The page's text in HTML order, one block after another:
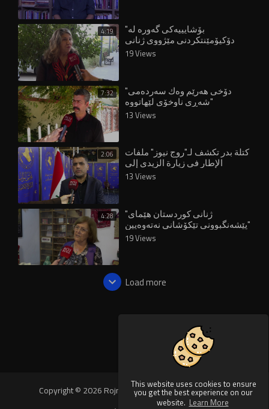
This website uses cookies to ensure
you get the best experience on our
website. Learn More
4:19 "بۆشایییەکی گەورە لە
دۆکیۆمێنتکردنی مێژووی ژنانی
19 Views
7:32 "دۆخى هه‌رێم وه‌ك سه‌رده‌مى
شه‌ڕى ناوخۆى لێهاتووه‌"
13 Views
2:06 ⁣كتلة بدر تكشف لـ"روج نيوز" ملفات
الإطار في زيارة الزيدي إلى
واشنطن
13 Views
4:28 "ژنانی کوردستان هێمای
پێشەنگبوونی تێکۆشانی نەتەوەیین"
19 Views
Load more
Copyright © 2026 Rojnews Video. All rights reserved.